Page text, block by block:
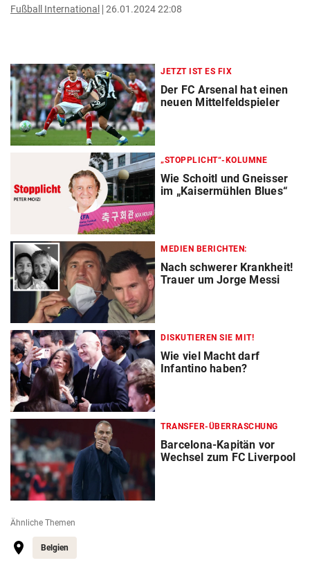
Fußball International 26.01.2024 22:08
JETZT IST ES FIX
Der FC Arsenal hat einen
neuen Mittelfeldspieler
„STOPPLICHT“-KOLUMNE
Wie Schoitl und Gneisser
im „Kaisermühlen Blues“
MEDIEN BERICHTEN:
Nach schwerer Krankheit!
Trauer um Jorge Messi
DISKUTIEREN SIE MIT!
Wie viel Macht darf
Infantino haben?
TRANSFER-ÜBERRASCHUNG
Barcelona-Kapitän vor
Wechsel zum FC Liverpool
Ähnliche Themen
Belgien